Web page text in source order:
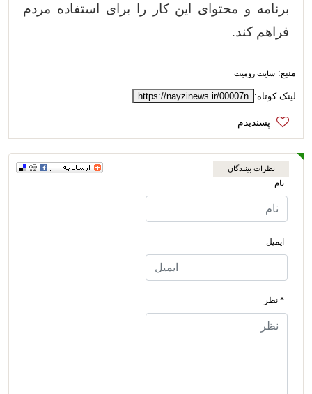
برنامه و محتوای این کار را برای استفاده مردم
فراهم کند.
منبع: سایت زومیت
لینک کوتاه: https://nayzinews.ir/00007n
نظرات بینندگان
نام
ایمیل
* نظر